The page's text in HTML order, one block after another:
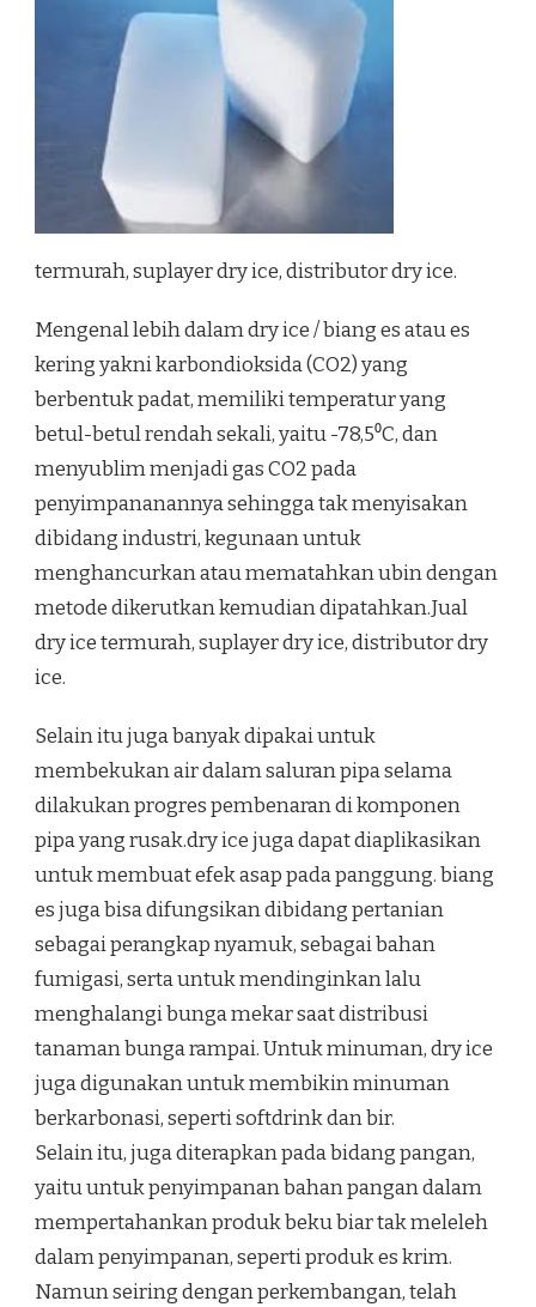
termurah, suplayer dry ice, distributor dry ice.
Mengenal lebih dalam dry ice / biang es atau es
kering yakni karbondioksida (CO2) yang
berbentuk padat, memiliki temperatur yang
betul-betul rendah sekali, yaitu -78,5⁰C, dan
menyublim menjadi gas CO2 pada
penyimpananannya sehingga tak menyisakan
dibidang industri, kegunaan untuk
menghancurkan atau mematahkan ubin dengan
metode dikerutkan kemudian dipatahkan.Jual
dry ice termurah, suplayer dry ice, distributor dry
ice.
Selain itu juga banyak dipakai untuk
membekukan air dalam saluran pipa selama
dilakukan progres pembenaran di komponen
pipa yang rusak.dry ice juga dapat diaplikasikan
untuk membuat efek asap pada panggung. biang
es juga bisa difungsikan dibidang pertanian
sebagai perangkap nyamuk, sebagai bahan
fumigasi, serta untuk mendinginkan lalu
menghalangi bunga mekar saat distribusi
tanaman bunga rampai. Untuk minuman, dry ice
juga digunakan untuk membikin minuman
berkarbonasi, seperti softdrink dan bir.
Selain itu, juga diterapkan pada bidang pangan,
yaitu untuk penyimpanan bahan pangan dalam
mempertahankan produk beku biar tak meleleh
dalam penyimpanan, seperti produk es krim.
Namun seiring dengan perkembangan, telah